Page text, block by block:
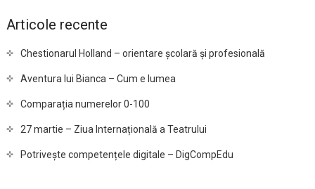
Articole recente
Chestionarul Holland – orientare școlară și profesională
Aventura lui Bianca – Cum e lumea
Comparația numerelor 0-100
27 martie – Ziua Internațională a Teatrului
Potrivește competențele digitale – DigCompEdu